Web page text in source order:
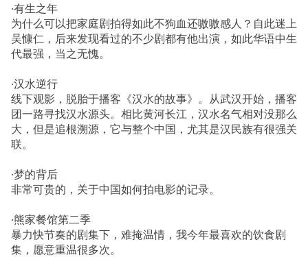
·有生之年
为什么可以把家庭剧拍得如此不狗血还嗷嗷感人？自此迷上
吴慷仁，后来发现看过的不少剧都有他出演，如此华语中生
代最强，当之无愧。
·汉水逆行
线下观影，脱胎于播客《汉水的故事》。从武汉开始，播客
团一路寻找汉水源头。相比黄河长江，汉水名气相对没那么
大，但是追根溯源，它与整个中国，尤其是汉民族有很强关
联。
·梦的背后
非常可贵的，关于中国如何拍电影的记录。
·熊家餐馆第二季
暴力快节奏的剧集下，难掩温情，我今年最喜欢的饮食剧
集，愿意重温很多次。